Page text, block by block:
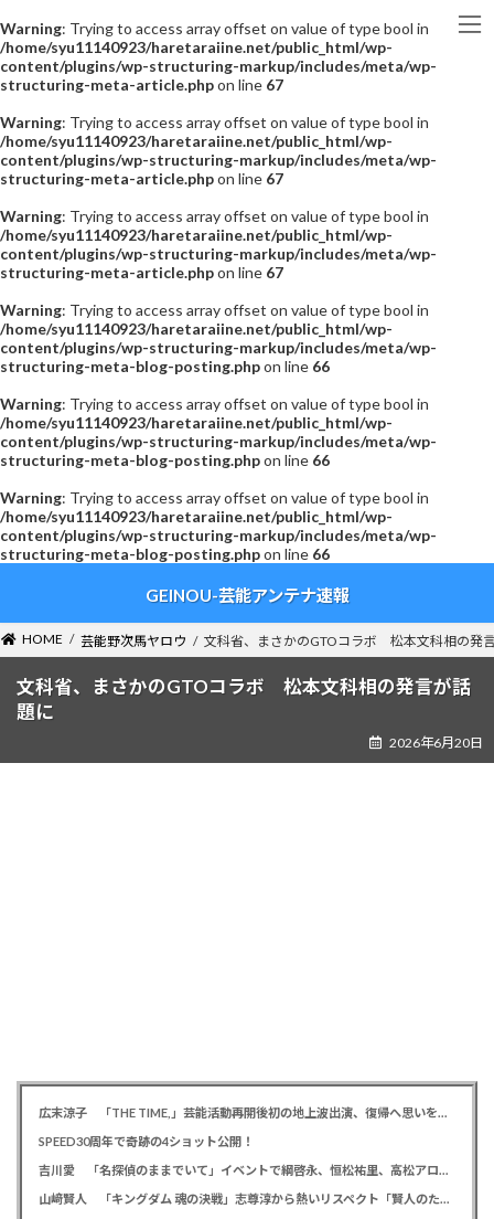
Warning: Trying to access array offset on value of type bool in
/home/syu11140923/haretaraiine.net/public_html/wp-
content/plugins/wp-structuring-markup/includes/meta/wp-
structuring-meta-article.phpon line 67
Warning: Trying to access array offset on value of type bool in
/home/syu11140923/haretaraiine.net/public_html/wp-
content/plugins/wp-structuring-markup/includes/meta/wp-
structuring-meta-article.phpon line 67
Warning: Trying to access array offset on value of type bool in
/home/syu11140923/haretaraiine.net/public_html/wp-
content/plugins/wp-structuring-markup/includes/meta/wp-
structuring-meta-article.phpon line 67
Warning: Trying to access array offset on value of type bool in
/home/syu11140923/haretaraiine.net/public_html/wp-
content/plugins/wp-structuring-markup/includes/meta/wp-
structuring-meta-blog-posting.phpon line 66
Warning: Trying to access array offset on value of type bool in
/home/syu11140923/haretaraiine.net/public_html/wp-
content/plugins/wp-structuring-markup/includes/meta/wp-
structuring-meta-blog-posting.phpon line 66
Warning: Trying to access array offset on value of type bool in
/home/syu11140923/haretaraiine.net/public_html/wp-
content/plugins/wp-structuring-markup/includes/meta/wp-
structuring-meta-blog-posting.phpon line 66
ン
ツ
ー
シ
GEINOU-芸能アンテナ速報
HOME 芸能野次馬ヤロウ 文科省、まさかのGTOコラボ 松本文科相の発
文科省、まさかのGTOコラボ 松本文科相の発言が話
題に
2026年6月20日
広末涼子 「THE TIME,」芸能活動再開後初の地上波出演、復帰へ思いを告白「自分の弱い部分だったり…」
SPEED30周年で奇跡の4ショット公開！
吉川愛 「名探偵のままでいて」イベントで綱啓永、恒松祐里、高松アロハと息ピッタリの仲良しトーク
山﨑賢人 「キングダム 魂の決戦」志尊淳から熱いリスペクト「賢人のためだったらみんな頑張る」